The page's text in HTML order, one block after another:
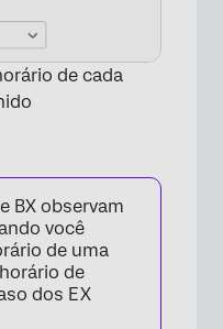
de cada
BX observam
você
de uma
de
dos EX